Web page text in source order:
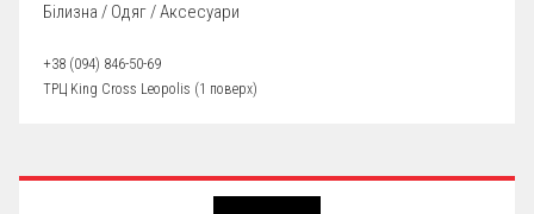
Білизна / Одяг / Аксесуари
+38 (094) 846-50-69
ТРЦ King Cross Leopolis (1 поверх)